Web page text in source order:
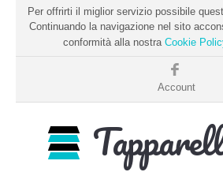
Per offrirti il miglior servizio possibile
Continuando la navigazione nel sito
conformità alla nostra Cookie
Account